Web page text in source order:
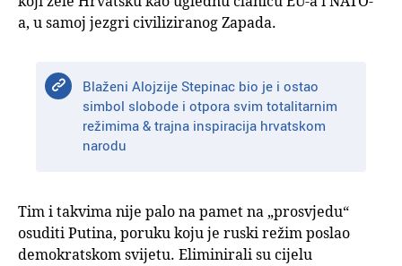
a, u samoj jezgri civiliziranog Zapada.
Blaženi Alojzije Stepinac bio je i ostao
simbol slobode i otpora svim totalitarnim
režimima & trajna inspiracija hrvatskom
narodu
Tim i takvima nije palo na pamet na „prosvjedu“
osuditi Putina, poruku koju je ruski režim poslao
demokratskom svijetu. Eliminirali su cijelu